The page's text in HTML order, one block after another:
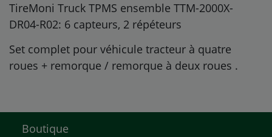
TireMoni Truck TPMS ensemble TTM-2000X-
DR04-R02: 6 capteurs, 2 répéteurs
Set complet pour véhicule tracteur à quatre
roues + remorque / remorque à deux roues .
Boutique